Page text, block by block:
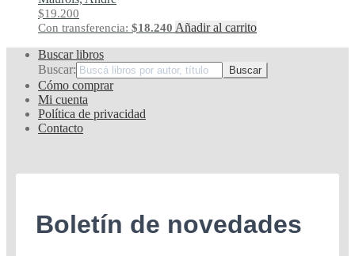
$19.200
Con transferencia: $18.240 Añadir al carrito
Buscar libros
Buscar:
Cómo comprar
Mi cuenta
Política de privacidad
Contacto
Boletín de novedades